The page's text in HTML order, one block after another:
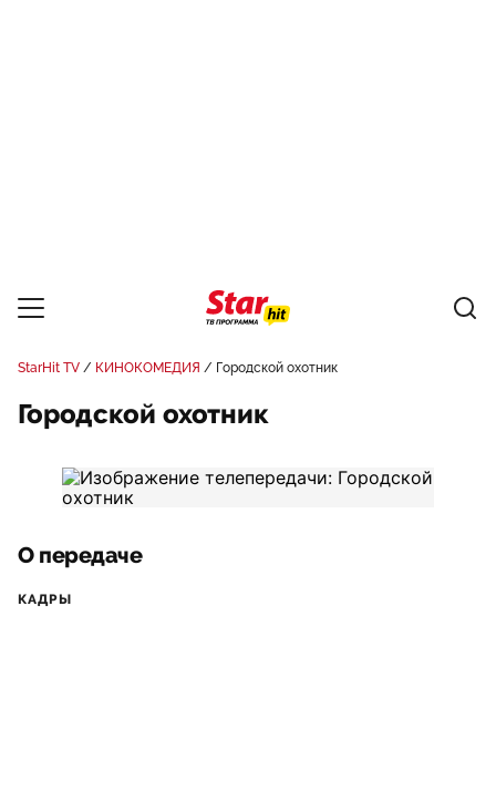
StarHit TV КИНОКОМЕДИЯ Городской охотник
Городской охотник
О передаче
КАДРЫ